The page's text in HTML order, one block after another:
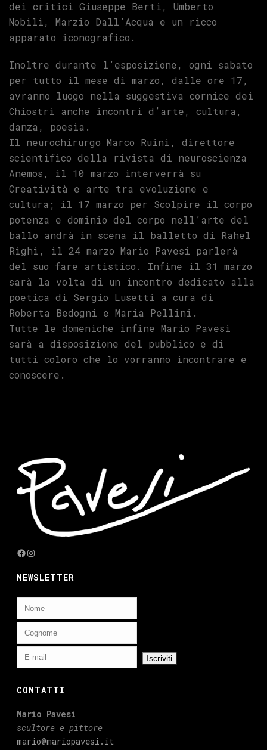
dei critici Giuseppe Berti, Umberto
Nobili, Marzio Dall’Acqua e un ricco
apparato iconografico.
Inoltre durante l’esposizione, ogni sabato
per tutto il mese di marzo, dalle ore 17,
avranno luogo nella suggestiva cornice dei
Chiostri anche incontri d’arte, cultura,
danza, poesia.
Il neurochirurgo Marco Ruini, direttore
scientifico della rivista di neuroscienza
Anemos, il 10 marzo interverrà su
Creatività e arte tra evoluzione e
cultura; il 17 marzo per Scolpire il corpo
potenza e dominio del corpo nell’arte del
ballo andrà in scena il balletto di Rahel
Righi, il 24 marzo Mario Pavesi parlerà
del suo fare artistico. Infine il 31 marzo
sarà la volta di un incontro dedicato alla
poetica di Sergio Lusetti a cura di
Roberta Bedogni e Maria Pellini.
Tutte le domeniche infine Mario Pavesi
sarà a disposizione del pubblico e di
tutti coloro che lo vorranno incontrare e
conoscere.
Facebook
Instagram
NEWSLETTER
CONTATTI
Mario Pavesi
scultore e pittore
mario@mariopavesi.it